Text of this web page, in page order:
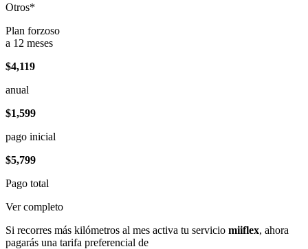
Otros*
Plan forzoso
a 12 meses
$4,119
anual
$1,599
pago inicial
$5,799
Pago total
Ver completo
Si recorres más kilómetros al mes activa tu servicio miiflex, ahora
pagarás una tarifa preferencial de